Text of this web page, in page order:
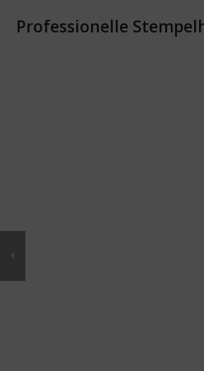
Professionelle